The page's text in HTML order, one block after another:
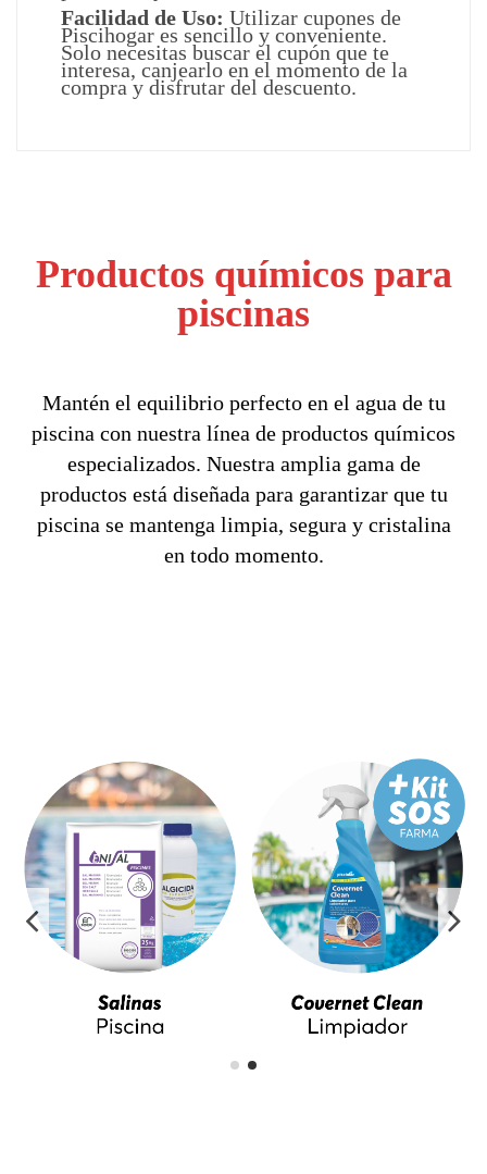
Facilidad de Uso: Utilizar cupones de
Piscihogar es sencillo y conveniente.
Solo necesitas buscar el cupón que te
interesa, canjearlo en el momento de la
compra y disfrutar del descuento.
Productos químicos para
piscinas
Mantén el equilibrio perfecto en el agua de tu
piscina con nuestra línea de productos químicos
especializados. Nuestra amplia gama de
productos está diseñada para garantizar que tu
piscina se mantenga limpia, segura y cristalina
en todo momento.